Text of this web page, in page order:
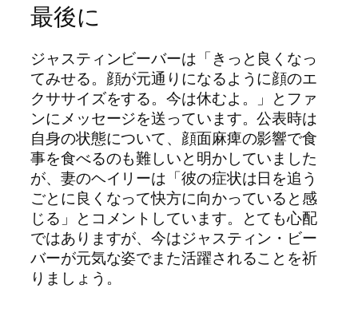
最後に
ジャスティンビーバーは「きっと良くなっ
てみせる。顔が元通りになるように顔のエ
クササイズをする。今は休むよ。」とファ
ンにメッセージを送っています。公表時は
自身の状態について、顔面麻痺の影響で食
事を食べるのも難しいと明かしていました
が、妻のヘイリーは「彼の症状は日を追う
ごとに良くなって快方に向かっていると感
じる」とコメントしています。とても心配
ではありますが、今はジャスティン・ビー
バーが元気な姿でまた活躍されることを祈
りましょう。